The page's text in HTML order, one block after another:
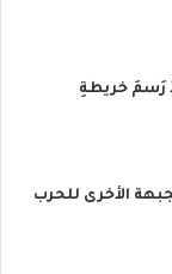
رَسمَ خريطةِ
الأخرى للحرب